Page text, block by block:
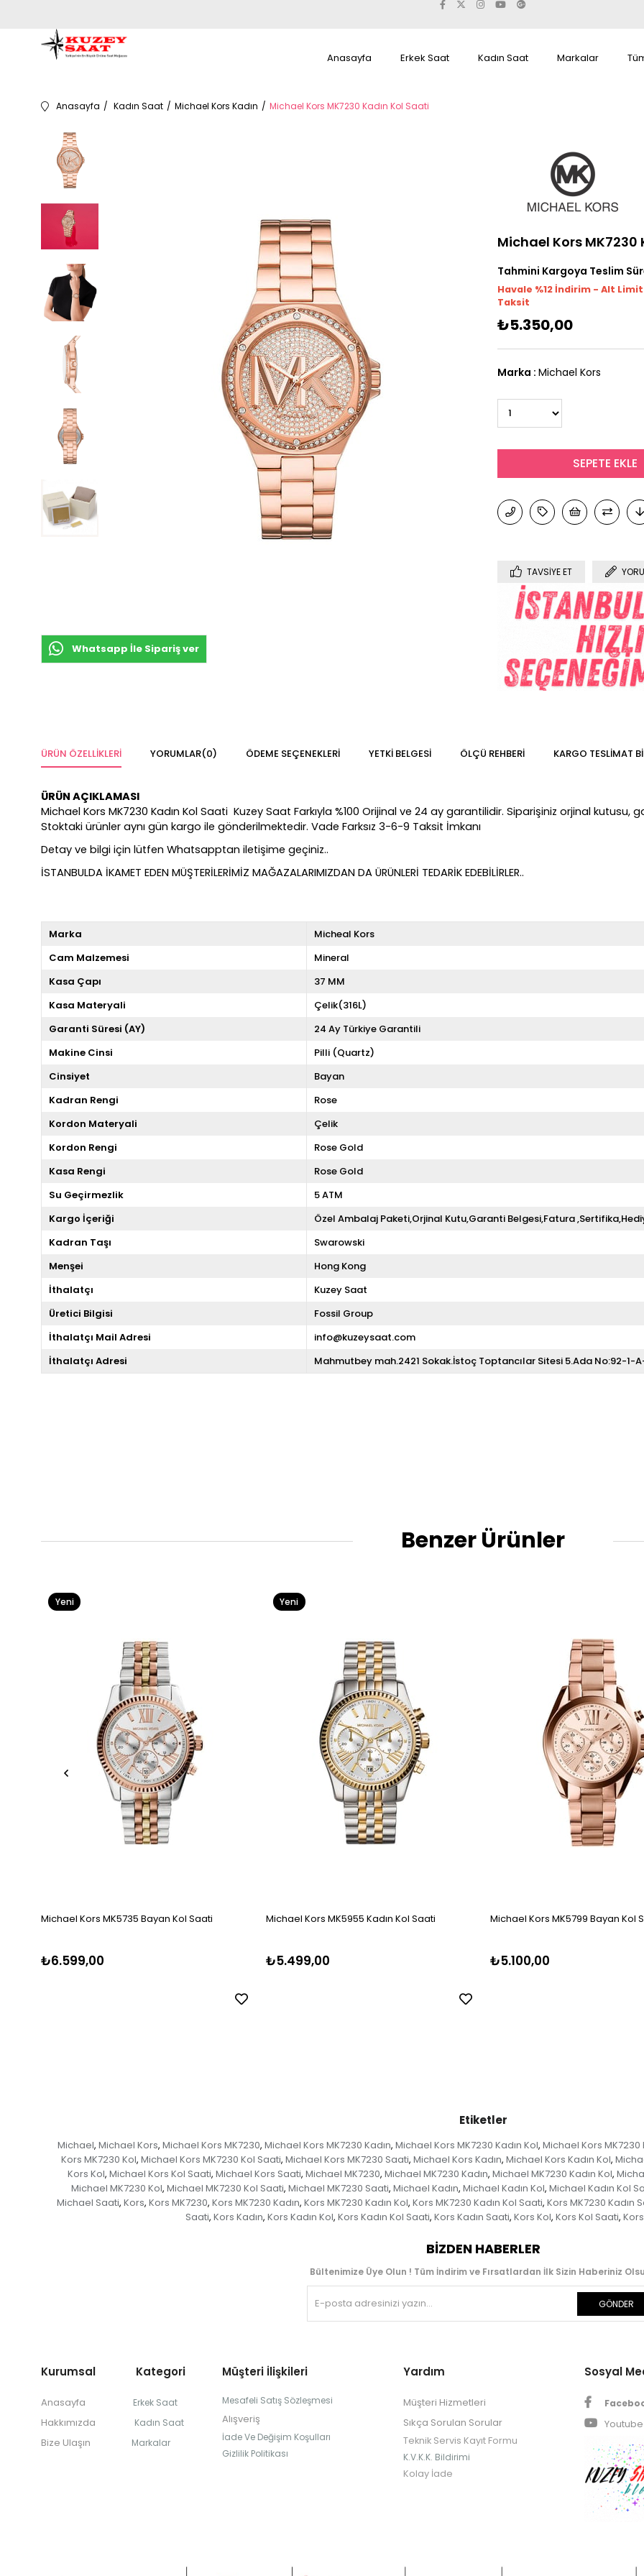
Anasayfa Erkek Saat Kadın Saat Markalar
Anasayfa Kadın Saat Michael Kors Kadın Michael Kors MK7230 Kadın Kol Saati
Whatsapp İle Sipariş ver
Michael Kors MK7230
Tahmini Kargoya Teslim
Havale %12 İndirim - Alt Limit
Taksit
₺5.350,00
Marka : Michael Kors
TAVSIYE ET
ÜRÜN ÖZELLIKLERI YORUMLAR(0) ÖDEME SEÇENEKLERI YETKİ BELGESİ ÖLÇÜ REHBERI KARGO TESLIMAT
ÜRÜN AÇIKLAMASI
Michael Kors MK7230 Kadın Kol Saati Kuzey Saat Farkıyla %100 Orijinal ve 24 ay garantilidir. Siparişiniz orjinal kutusu,
Stoktaki ürünler aynı gün kargo ile gönderilmektedir. Vade Farksız 3-6-9 Taksit İmkanı
Detay ve bilgi için lütfen Whatsapptan iletişime geçiniz..
İSTANBULDA İKAMET EDEN MÜŞTERİLERİMİZ MAĞAZALARIMIZDAN DA ÜRÜNLERİ TEDARİK EDEBİLİRLER..
Marka
Micheal Kors
Cam Malzemesi
Mineral
Kasa Çapı
37 MM
Kasa Materyali
Çelik(316L)
Garanti Süresi (AY)
24 Ay Türkiye Garantili
Makine Cinsi
Pilli (Quartz)
Cinsiyet
Bayan
Kadran Rengi
Rose
Kordon Materyali
Çelik
Kordon Rengi
Rose Gold
Kasa Rengi
Rose Gold
Su Geçirmezlik
5 ATM
Kargo İçeriği
Özel Ambalaj Paketi,Orjinal Kutu,Garanti Belgesi,Fatura
Kadran Taşı
Swarowski
Menşei
Hong Kong
İthalatçı
Kuzey Saat
Üretici Bilgisi
Fossil Group
İthalatçı Mail Adresi
info@kuzeysaat.com
İthalatçı Adresi
Mahmutbey mah.2421 Sokak.İstoç Toptancılar Sitesi 5.Ada No:92-1-
Benzer Ürünler
Michael Kors MK5735 Bayan Kol Saati
₺6.599,00
Yeni
Michael Kors MK5955 Kadın Kol Saati
₺5.499,00
Yeni
Michael Kors MK5799 Bayan Kol
₺5.100,00
Etiketler
Michael, Michael Kors, Michael Kors MK7230, Michael Kors MK7230 Kadın, Michael Kors MK7230 Kadın Kol, Michael Kors MK7230
Kors MK7230 Kol, Michael Kors MK7230 Kol Saati, Michael Kors MK7230 Saati, Michael Kors Kadın, Michael Kors Kadın Kol,
Kors Kol, Michael Kors Kol Saati, Michael Kors Saati, Michael MK7230, Michael MK7230 Kadın, Michael MK7230 Kadın Kol,
Michael MK7230 Kol, Michael MK7230 Kol Saati, Michael MK7230 Saati, Michael Kadın, Michael Kadın Kol, Michael Kadın Kol
Michael Saati, Kors, Kors MK7230, Kors MK7230 Kadın, Kors MK7230 Kadın Kol, Kors MK7230 Kadın Kol Saati, Kors MK7230 Kadın
Saati, Kors Kadın, Kors Kadın Kol, Kors Kadın Kol Saati, Kors Kadın Saati, Kors Kol, Kors Kol Saati,
BIZDEN HABERLER
Bültenimize Üye Olun ! Tüm İndirim ve Fırsatlardan İlk Sizin Haberiniz
GÖNDER
Kurumsal Kategori
Anasayfa Erkek Saat
Hakkımızda Kadın Saat
Bize Ulaşın Markalar
Müşteri İlişkileri
Mesafeli Satış Sözleşmesi
Alışveriş
İade Ve Değişim Koşulları
Gizlilik Politikası
Yardım
Müşteri Hizmetleri
Sıkça Sorulan Sorular
Teknik Servis Kayıt Formu
K.V.K.K. Bildirimi
Kolay İade
Sosyal
Youtube